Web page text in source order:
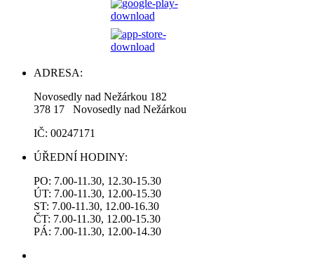
ADRESA:
Novosedly nad Nežárkou 182
378 17 Novosedly nad Nežárkou
IČ: 00247171
ÚŘEDNÍ HODINY:
PO: 7.00-11.30, 12.30-15.30
ÚT: 7.00-11.30, 12.00-15.30
ST: 7.00-11.30, 12.00-16.30
ČT: 7.00-11.30, 12.00-15.30
PÁ: 7.00-11.30, 12.00-14.30